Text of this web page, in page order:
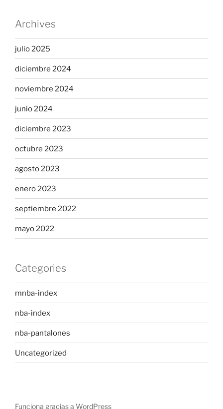
Archives
julio 2025
diciembre 2024
noviembre 2024
junio 2024
diciembre 2023
octubre 2023
agosto 2023
enero 2023
septiembre 2022
mayo 2022
Categories
mnba-index
nba-index
nba-pantalones
Uncategorized
Funciona gracias a WordPress